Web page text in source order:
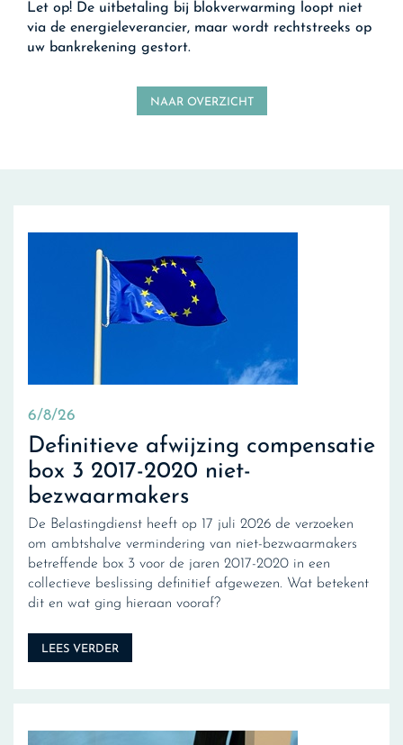
Let op! De uitbetaling bij blokverwarming loopt niet
via de energieleverancier, maar wordt rechtstreeks op
uw bankrekening gestort.
NAAR OVERZICHT
6/8/26
Definitieve afwijzing compensatie
box 3 2017-2020 niet-
bezwaarmakers
De Belastingdienst heeft op 17 juli 2026 de verzoeken
om ambtshalve vermindering van niet-bezwaarmakers
betreffende box 3 voor de jaren 2017-2020 in een
collectieve beslissing definitief afgewezen. Wat betekent
dit en wat ging hieraan vooraf?
LEES VERDER